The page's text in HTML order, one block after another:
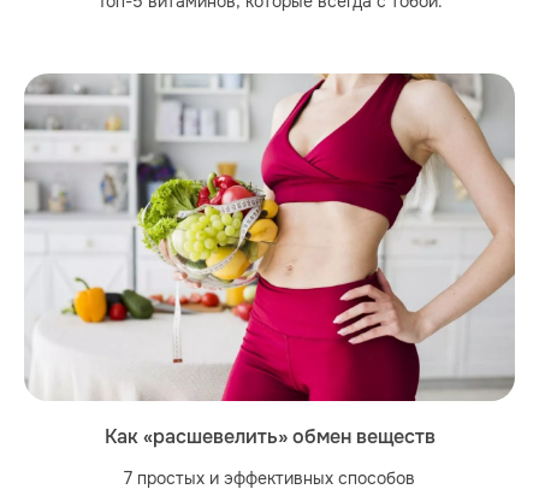
Как «расшевелить» обмен веществ
7 простых и эффективных способов